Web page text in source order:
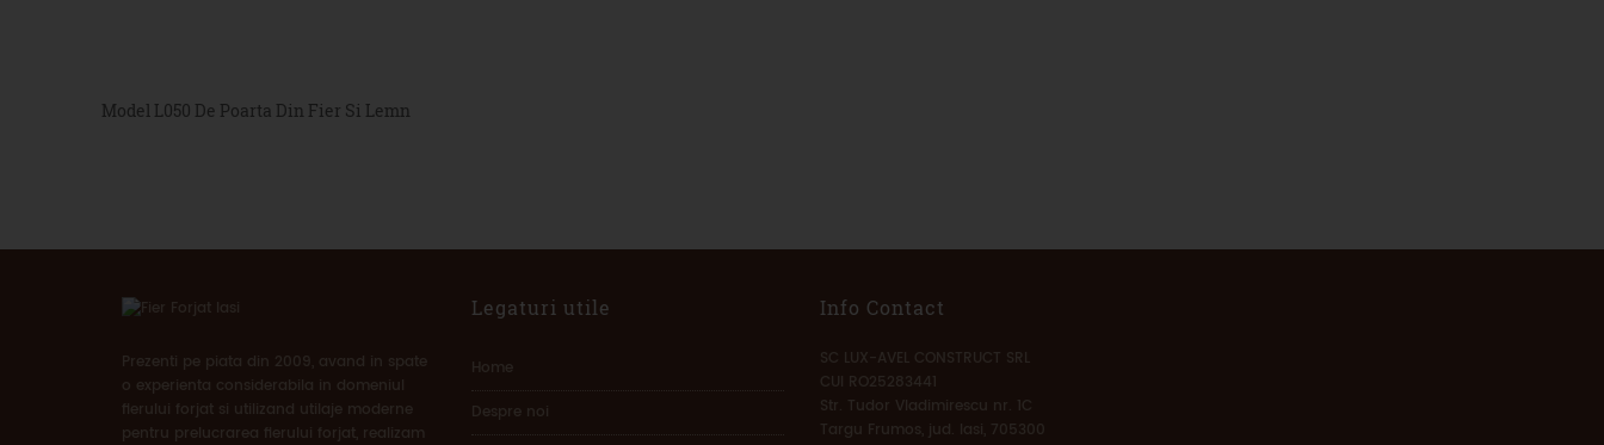
Model L050 De Poarta Din Fier Si Lemn
Prezenti pe piata din 2009, avand in spate
o experienta considerabila in domeniul
fierului forjat si utilizand utilaje moderne
pentru prelucrarea fierului forjat, realizam
Legaturi utile
Home
Despre noi
Info Contact
SC LUX-AVEL CONSTRUCT SRL
CUI RO25283441
Str. Tudor Vladimirescu nr. 1C
Targu Frumos, jud. Iasi, 705300